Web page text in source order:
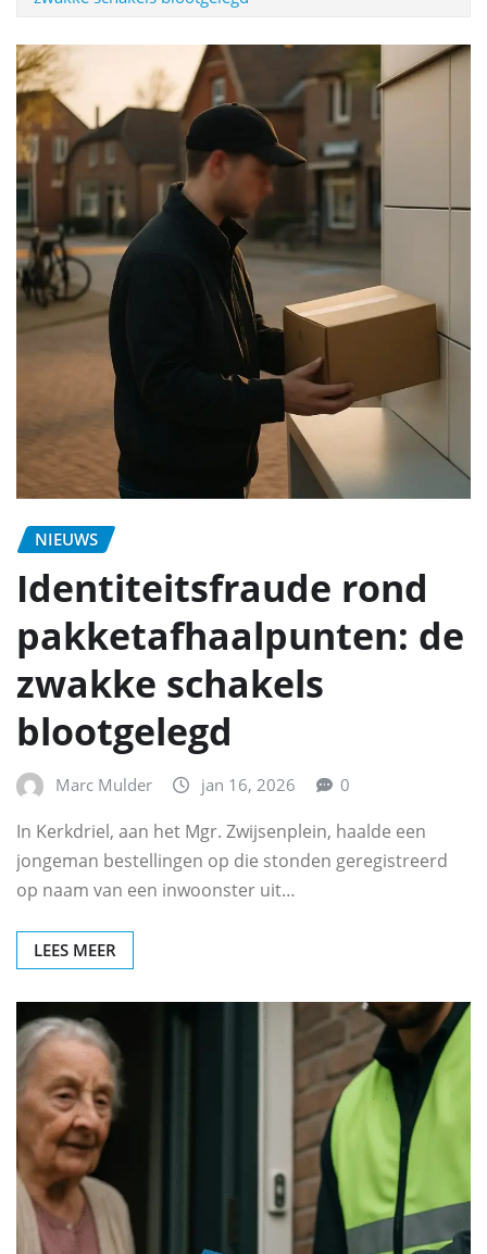
NIEUWS
Identiteitsfraude rond
pakketafhaalpunten: de
zwakke schakels
blootgelegd
Marc Mulder jan 16, 2026 0
In Kerkdriel, aan het Mgr. Zwijsenplein, haalde een
jongeman bestellingen op die stonden geregistreerd
op naam van een inwoonster uit…
LEES MEER